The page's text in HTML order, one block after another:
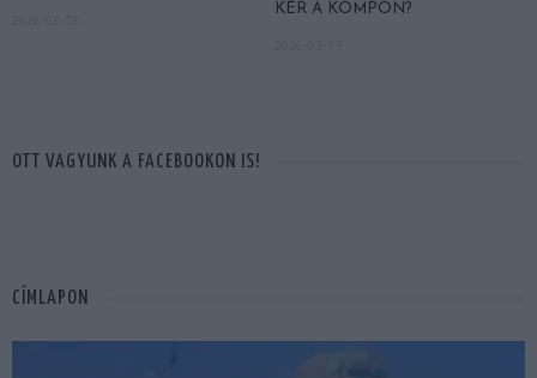
KÉR A KOMPON?
OTT VAGYUNK A FACEBOOKON IS!
CÍMLAPON